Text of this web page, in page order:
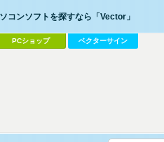
コンソフトを探すなら「Vector」
PCショップ ベクターサイン